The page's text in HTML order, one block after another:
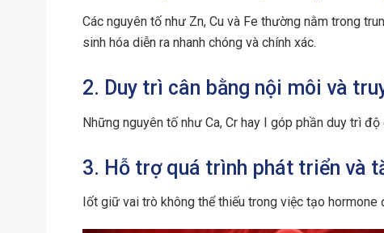
Các nguyên tố như Zn, Cu và Fe thường nằm trong
sinh hóa diễn ra nhanh chóng và chính xác.
2. Duy trì cân bằng nội môi và
Những nguyên tố như Ca, Cr hay I góp phần duy trì
3. Hỗ trợ quá trình phát triển và
Iốt giữ vai trò không thể thiếu trong việc tạo hormone